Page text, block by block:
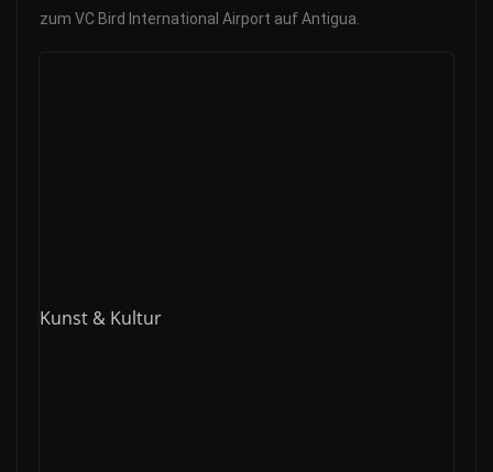
zum VC Bird International Airport auf Antigua.
Kunst & Kultur